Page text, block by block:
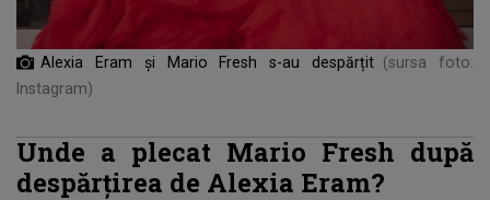
Alexia Eram și Mario Fresh s-au despărțit (sursa foto:
Instagram)
Unde a plecat Mario Fresh după
despărțirea de Alexia Eram?